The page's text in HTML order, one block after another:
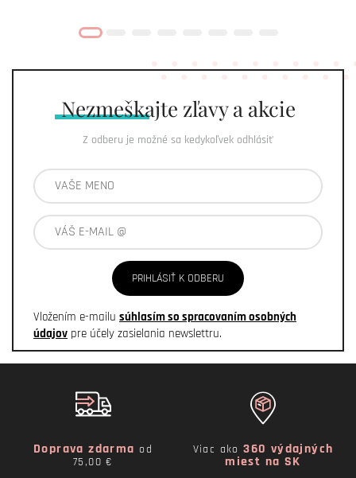
Nezmeškajte zľavy a akcie
Z odberu je možné sa kedykoľvek odhlásiť
PRIHLÁSIŤ K ODBERU
Vložením e-mailu súhlasím so spracovaním osobných
údajov pre účely zasielania newslettru.
Doprava zdarma od
75,00 €
Viac ako360 výdajných
miest na SK